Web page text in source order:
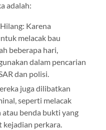
adalah:
Karena
melacak bau
beberapa hari,
dalam pencarian
dan polisi.
juga dilibatkan
seperti melacak
benda bukti yang
perkara.